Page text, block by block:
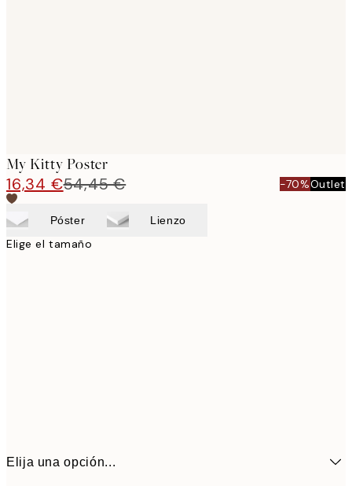
My Kitty Poster
16,34 €54,45 € -70%Outlet
Póster Lienzo
Elige el tamaño
Elija una opción...